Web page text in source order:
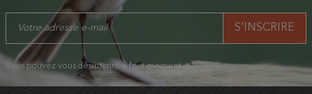
Vous pouvez vous désinscrire à tout moment.